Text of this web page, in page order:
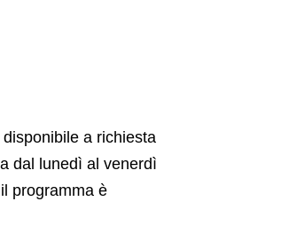
disponibile a richiesta
dal lunedì al venerdì
programma è